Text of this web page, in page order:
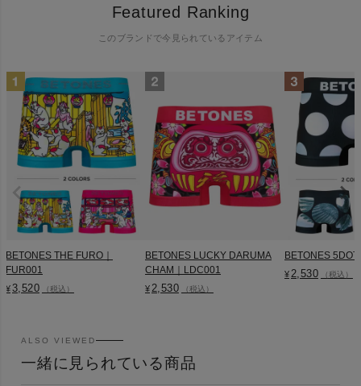
Featured Ranking
このブランドで今見られているアイテム
BETONES THE FURO｜
FUR001
¥ 3,520 （税込）
BETONES LUCKY DARUMA
CHAM｜LDC001
¥2,530 （税込）
BETONES
¥2,530 （税込）
ALSO VIEWED
一緒に見られている商品